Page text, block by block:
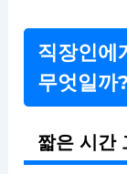
직장인에
무엇일까
짧은 시간